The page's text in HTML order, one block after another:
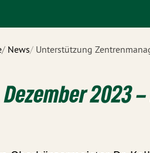
News Unterstützung
Dezember 2023